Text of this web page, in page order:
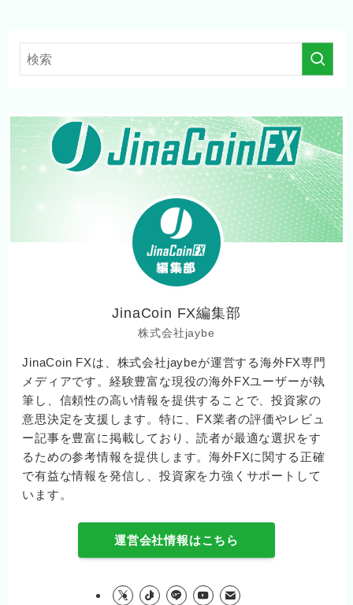
JinaCoin FX編集部
株式会社jaybe
JinaCoin FXは、株式会社jaybeが運営する海外FX専門
メディアです。経験豊富な現役の海外FXユーザーが執
筆し、信頼性の高い情報を提供することで、投資家の
意思決定を支援します。特に、FX業者の評価やレビュ
ー記事を豊富に掲載しており、読者が最適な選択をす
るための参考情報を提供します。海外FXに関する正確
で有益な情報を発信し、投資家を力強くサポートして
います。
運営会社情報はこちら